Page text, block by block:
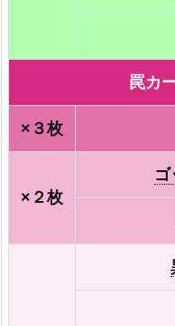
罠カ
×３枚
×２枚